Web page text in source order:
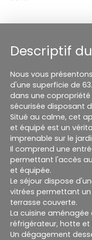
Descriptif
Nous vous
d'une superficie de
dans une
sécurisée disposant
Situé au calme, cet
et équipé est un
imprenable sur le
Il comprend une
permettant l'accès
et équipée.
Le séjour dispose
vitrées permettant
terrasse couverte.
La cuisine
réfrigérateur, hotte
Un dégagement